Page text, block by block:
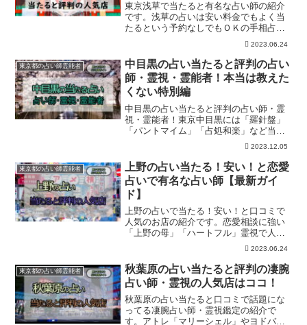
東京浅草で当たると有名な占い師の紹介
です。浅草の占いは安い料金でもよく当
たるという予約なしでもＯＫの手相占い
も人気。ハートフル、オリーブ、ひまわ
り、マーヤ、フルムーンなど口コミで人
気のおすすめ占い館がいくつもありま
す。
2023.06.24
東京都の占い師霊能者
中目黒の占い当たると評判の占い
師・霊視・霊能者！本当は教えた
くない特別編
中目黒の占い当たると評判の占い師・霊
視・霊能者！東京中目黒には「羅針盤」
「パントマイム」「占処和楽」など当た
ると有名な占いがいくつもあります。人
気の占いは電話などでの事前予約を行う
ことでスムーズに鑑定してもらえます
よ！
2023.12.05
東京都の占い師霊能者
上野の占い当たる！安い！と恋愛
占いで有名な占い師【最新ガイ
ド】
上野の占いで当たる！安い！と口コミで
人気のお店の紹介です。恋愛相談に強い
「上野の母」「ハートフル」霊視で人気
の「占い魔女ゆかり先生」マルイの「開
て仕事帰りにも立ち寄れます。
2023.06.24
東京都の占い師霊能者
秋葉原の占い当たると評判の凄腕
占い師・霊視の人気店はココ！
秋葉原の占い当たると口コミで話題にな
ってる凄腕占い師・霊視鑑定の紹介で
す。アトレ「マリーシェル」やヨドバシ